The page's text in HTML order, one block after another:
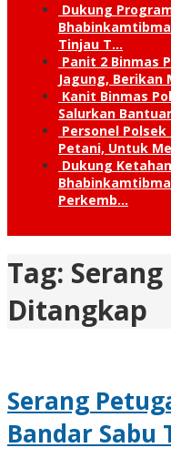
Dukung
Tinjau T…
Panit 2 Binmas
Jagung,
Kanit Binmas
Salurkan
Personel Polsek
Petani, Untuk
Dukung
Perkemb…
Tag:
Ditangkap
Serang
Bandar Sabu